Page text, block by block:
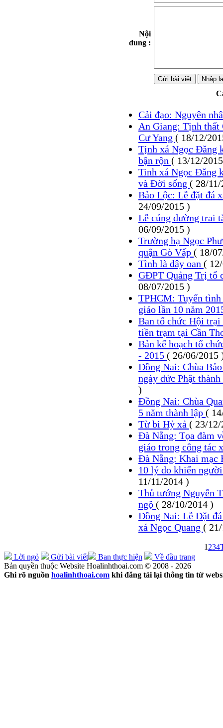
Nội
dung :
Cải đạo: Nguyên
An Giang: Tịnh thất
Cư Yang ( 18/12/
Tịnh xá Ngọc Đăng
bận rộn ( 13/12/
Tinh xá Ngọc Đăng
và Đời sống ( 28/
Bảo Lộc: Lễ đặt đá
24/09/2015 )
Lễ cúng dường trai
06/09/2015 )
Trường hạ Ngọc
quận Gò Vấp ( 18/
Tình là dây oan (
GĐPT Quảng Trị tổ
08/07/2015 )
TPHCM: Tuyển
giáo lần 10 năm
Ban tổ chức Hội trại
tiền trạm tại Cần
Bản kế hoạch tổ
- 2015 ( 26/06/2015
Đồng Nai: Chùa
ngày đức Phật
)
Đồng Nai: Chùa
5 năm thành lập (
Từ bi Hỷ xả ( 23/12/
Đà Nẵng: Tọa đàm
giáo trong công tác
Đà Nẵng: Khai mạc
10 lý do khiến
11/11/2014 )
Thủ tướng Nguyễn
ngộ ( 28/10/2014 )
Đồng Nai: Lễ Đặt
xá Ngọc Quang (
1 234
Lời ngỏ
Gửi bài viết Ban thực hiện
Về đầu trang
Bản quyền thuộc Website Hoalinhthoai.com © 2008 - 2026
Ghi rõ nguồn hoalinhthoai.com khi đăng tải lại thông tin từ